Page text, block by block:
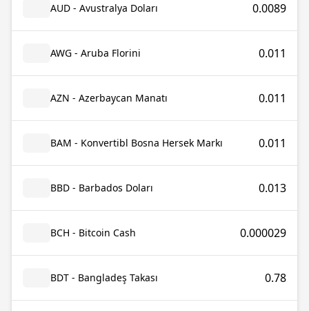
AUD - Avustralya Doları 0.0089
AWG - Aruba Florini 0.011
AZN - Azerbaycan Manatı 0.011
BAM - Konvertibl Bosna Hersek Markı 0.011
BBD - Barbados Doları 0.013
BCH - Bitcoin Cash 0.000029
BDT - Bangladeş Takası 0.78